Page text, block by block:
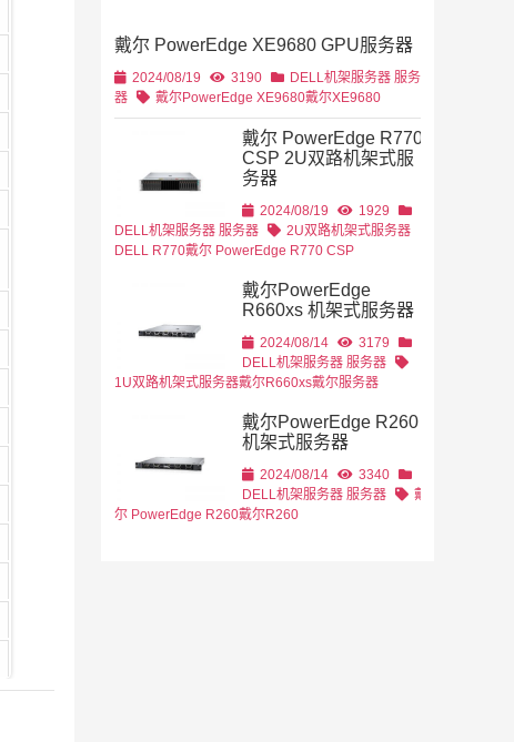
戴尔 PowerEdge XE9680 GPU服务器
2024/08/19 3190 DELL机架服务器 服务
器
戴尔PowerEdge XE9680戴尔XE9680
戴尔 PowerEdge R770
CSP 2U双路机架式服
务器
2024/08/19
1929
DELL机架服务器 服务器
2U双路机架式服务器
DELL R770戴尔 PowerEdge R770 CSP
戴尔PowerEdge
R660xs 机架式服务器
2024/08/14
3179
DELL机架服务器 服务器
1U双路机架式服务器戴尔R660xs戴尔服务器
戴尔PowerEdge R260
机架式服务器
2024/08/14
3340
DELL机架服务器 服务器
戴
尔 PowerEdge R260戴尔R260